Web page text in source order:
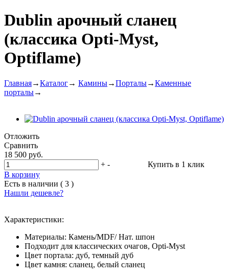
Dublin арочный сланец
(классика Opti-Myst,
Optiflame)
Главная→Каталог→ Камины→Порталы→Каменные
порталы→
Отложить
Сравнить
18 500 руб.
+ -
В корзину
Купить в 1 клик
Есть в наличии ( 3 )
Нашли дешевле?
Характеристики:
Материалы: Камень/MDF/ Нат. шпон
Подходит для классических очагов, Opti-Myst
Цвет портала: дуб, темный дуб
Цвет камня: сланец, белый сланец